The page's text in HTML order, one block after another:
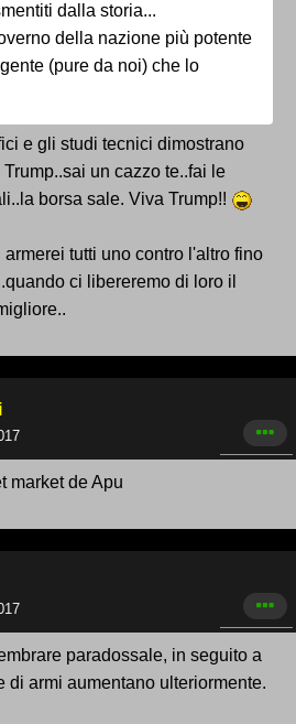
dalla storia...
della nazione più potente
(pure da noi) che lo
e gli studi tecnici dimostrano
un cazzo te..fai le
borsa sale. Viva Trump!!
tutti uno contro l'altro fino
ci libereremo di loro il
market de Apu
paradossale, in seguito a
di armi aumentano ulteriormente.